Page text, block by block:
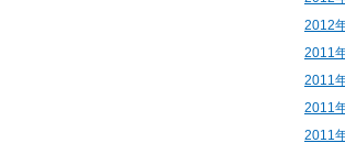
2012
2011
2011
2011
2011